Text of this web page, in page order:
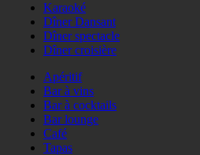
Karaoké
Dîner Dansant
Dîner spectacle
Dîner croisière
Apéritif
Bar à vins
Bar à cocktails
Bar lounge
Café
Tapas